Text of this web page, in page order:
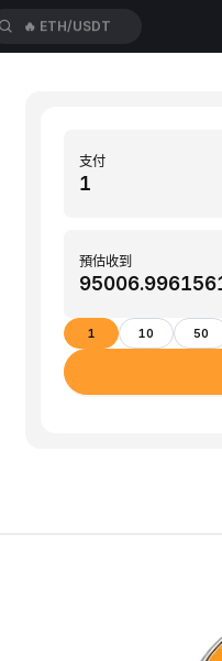
🔥 ETH/USDT
支付
預估收到
1 10 50